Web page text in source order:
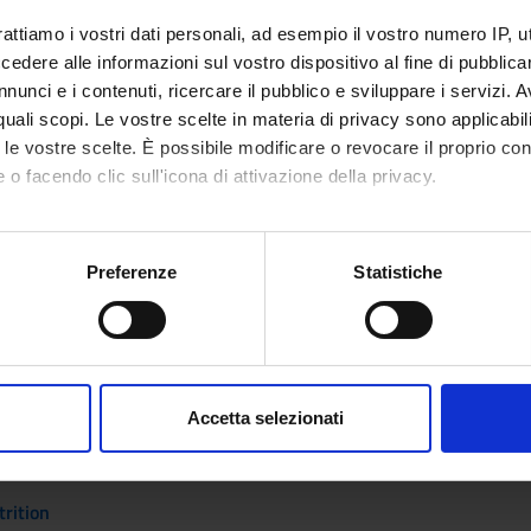
i vostri dati personali, ad esempio il vostro numero IP,
alle informazioni sul vostro dispositivo al fine di
e i contenuti, ricercare il pubblico e sviluppare i servizi.
scopi. Le vostre scelte in materia di privacy sono
vostre scelte. È possibile modificare o revocare il proprio
o facendo clic sull'icona di attivazione della privacy.
anche:
sulla tua posizione geografica, con un'approssimazione di
in qualsiasi momento dalla Dichiarazione sui cookie.
Preferenze Statistiche
Accetta selezionati
technologies and legislation of functional foods
in the A.Y. 2025/2026
for nutrition
marketing
the following